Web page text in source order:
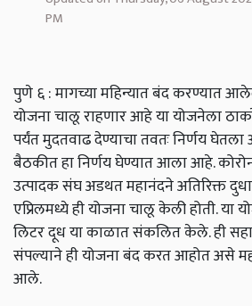
PM
पुणे ६ : मागच्या महिन्यात बंद करण्यात
योजना चालू राहणार आहे या योजनेला
पर्यंत मुदतवाढ देण्याचा तवतः निर्णय
बैठकीत हा निर्णय घेण्यात आला आहे.
उत्पादक संघ अडथत महानंदने अतिरिक्त
एप्रिलमध्ये ही योजना चालू केली होती. या
लिटर दूध या काळात संकलित केले. ही सहा
संपल्याने ही योजना बंद करत आहोत असे
आले.